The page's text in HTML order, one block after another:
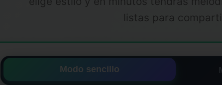
listas para
Modo sencillo